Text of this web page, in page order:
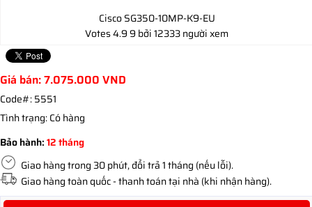
Cisco SG350-10MP-K9-EU
Votes4.99bởi 12333 người xem
Giá bán:7.075.000 VND
Code#:5551
Tình trạng:Có hàng
Bảo hành:12 tháng
Giao hàng trong 30 phút, đổi trả 1 tháng (nếu lỗi).
Giao hàng toàn quốc - thanh toán tại nhà (khi nhận hàng).